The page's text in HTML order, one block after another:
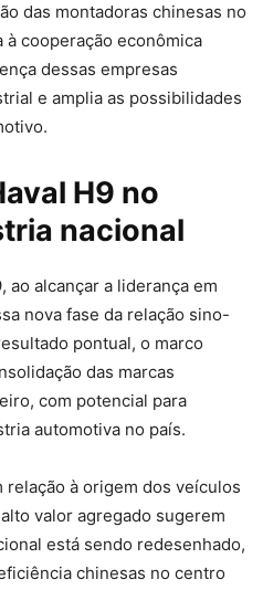
das montadoras chinesas no
à cooperação econômica
dessas empresas
e amplia as possibilidades
H9 no
nacional
ao alcançar a liderança em
nova fase da relação sino-
pontual, o marco
das marcas
com potencial para
automotiva no país.
relação à origem dos veículos
valor agregado sugerem
está sendo redesenhado,
chinesas no centro